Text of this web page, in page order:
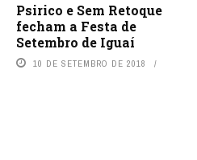
Psirico e Sem Retoque
fecham a Festa de
Setembro de Iguaí
10 DE SETEMBRO DE 2018